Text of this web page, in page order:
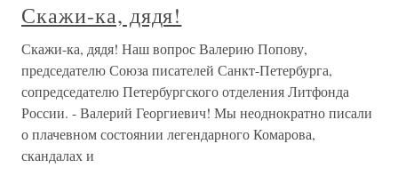
Скажи-ка, дядя!
Скажи-ка, дядя! Наш вопрос Валерию Попову,
председателю Союза писателей Санкт-Петербурга,
сопредседателю Петербургского отделения Литфонда
России. - Валерий Георгиевич! Мы неоднократно писали
о плачевном состоянии легендарного Комарова,
скандалах и